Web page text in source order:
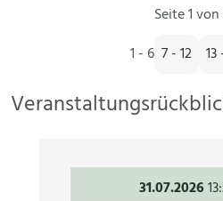
Seite 1 von
1 - 6 7 - 12 13
31.07.2026